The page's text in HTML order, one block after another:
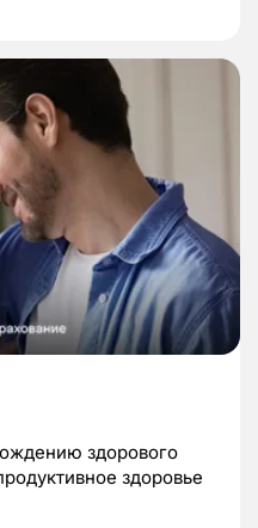
здорового
здоровье